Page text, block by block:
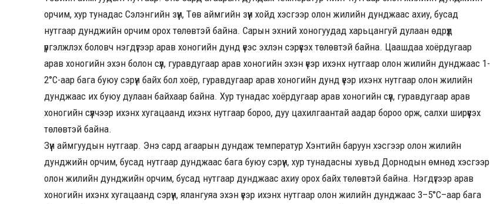
орчим, хур тунадас Сэлэнгийн зүүн, Төв аймгийн зүүн хойд хэсгээр олон жилийн дунджаас ахиу, бусад
нутгаар дунджийн орчим орох төлөвтэй байна. Сарын эхний хоногуудад харьцангуй дулаан өдрүүд
үргэлжлэх боловч нэгдүгээр арав хоногийн дунд үеэс эхлэн сэрүүсэх төлөвтэй байна. Цаашдаа хоёрдугаар
арав хоногийн эхэн болон сүүл, гуравдугаар арав хоногийн эхэн үеэр ихэнх нутгаар олон жилийн дунджаас 1-
2°C-аар бага буюу сэрүүн байх бол хоёр, гуравдугаар арав хоногийн дунд үеэр ихэнх нутгаар олон жилийн
дунджаас их буюу дулаан байхаар байна. Хур тунадас хоёрдугаар арав хоногийн сүүл, гуравдугаар арав
хоногийн сүүлчээр ихэнх хугацаанд ихэнх нутгаар бороо, дуу цахилгаантай аадар бороо орж, салхи ширүүсэх
төлөвтэй байна.
Зүүн аймгуудын нутгаар. Энэ сард агаарын дундаж температур Хэнтийн баруун хэсгээр олон жилийн
дунджийн орчим, бусад нутгаар дунджаас бага буюу сэрүүн, хур тунадасны хувьд Дорнодын өмнөд хэсгээр
олон жилийн дунджийн орчим, бусад нутгаар дунджаас ахиу орох байх төлөвтэй байна. Нэгдүгээр арав
хоногийн ихэнх хугацаанд сэрүүн, ялангуяа эхэн үеэр ихэнх нутгаар олон жилийн дунджаас 3–5°C–аар бага